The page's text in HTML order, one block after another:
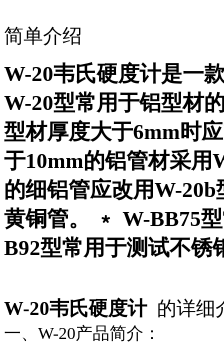
简单介绍
W-20韦氏硬度计是一
W-20型常用于铝型材
型材厚度大于6mm时
于10mm的铝管材采用
的细铝管应改用W-
黄铜管。 ﹡ W-BB75
B92型常用于测试不锈
W-20韦氏硬度计 的详细
一、W-20产品简介：